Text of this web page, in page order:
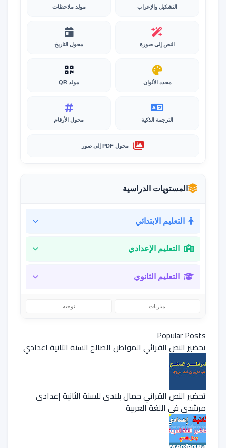
التشكيل والإعراب مولد ملاحظات
النص إلى صورة محول التاريخ
محدد الألوان مولد QR
الترجمة الذكية محول الأرقام
محول PDF إلى صور
المستويات الدراسية
التعليم الابتدائي
التعليم الإعدادي
التعليم الثانوي
مباريات توجيه
Popular Posts
تحضير النص القرائي المواطن الصالح السنة الثانية اعدادي
تحضير النص القرائي جمال بلادي للسنة الثانية إعدادي
مرشدي في اللغة العربية